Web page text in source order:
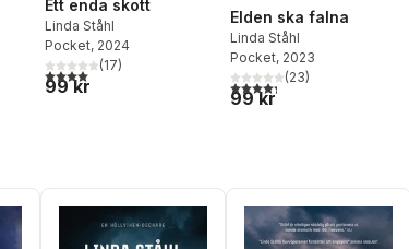
antal röster:
Ett enda skott
Linda Ståhl
Pocket, 2024
4,0utav 5 stjärnor. Totalt antal röster:
(17)
99 kr
Elden ska falna
Linda Ståhl
Pocket, 2023
4,3utav 5 stjärnor. Totalt
(23)
99 kr